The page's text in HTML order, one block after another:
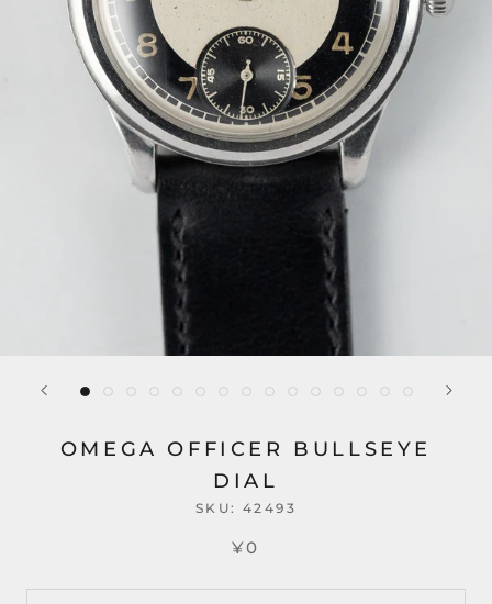
OMEGA OFFICER BULLSEYE
DIAL
SKU: 42493
¥0